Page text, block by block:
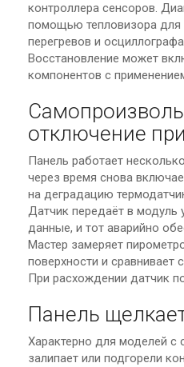
контроллера сенсоров.
помощью тепловизора для
перегревов и
Восстановление может
компонентов с
отключение
Панель работает
через время снова
на деградацию
Датчик передаёт в модуль
данные, и тот аварийно
Мастер замеряет
поверхности и сравнивает
При расхождении датчик
Панель
Характерно для моделей с
залипает или подгорели